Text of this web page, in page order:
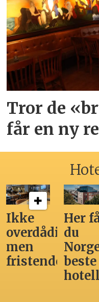
Tror de
får en ny
Ikke
overdådig,
men
fristende
Her
du
beste